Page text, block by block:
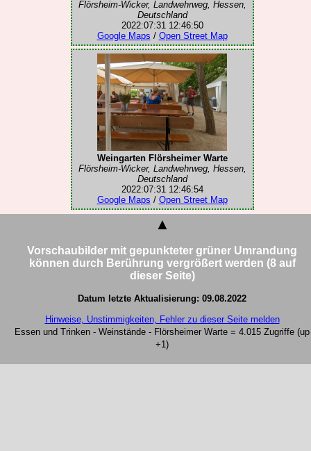
Flörsheim-Wicker, Landwehrweg, Hessen,
Deutschland
2022:07:31 12:46:50
Google Maps / Open Street Map
Weingarten Flörsheimer Warte
Flörsheim-Wicker, Landwehrweg, Hessen,
Deutschland
2022:07:31 12:46:54
Google Maps / Open Street Map
▲
Vorschaubilder mit gepunkteter grüner Umrandung
können durch Berührung vergrößert werden (8 auf
dieser Seite)
Datum letzte Aktualisierung: 09.08.2022
Hinweise, Unstimmigkeiten, Fehler zu dieser Seite melden
Essen und Trinken - Weinstände - Flörsheimer Warte = 4.015 Zugriffe (up
+1)